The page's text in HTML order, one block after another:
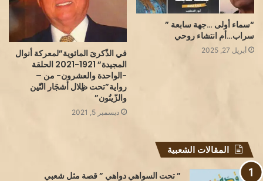
“سماء أولى …جهة سابعة ”
سراب…أم انتشاء روحي
أبريل 27, 2025
في الذّكرىَ المائوية”لمعركة أنوال
المجيدة” 1921-2021 الحلقة
-الواحدة والعشرون- من –
رواية”تحت ظِلال أشجَار التّين
والزّيتُون”
ديسمبر 5, 2021
المقالات الشعبية
” تحت السواهي دواهي ” قصة مثل شعبي